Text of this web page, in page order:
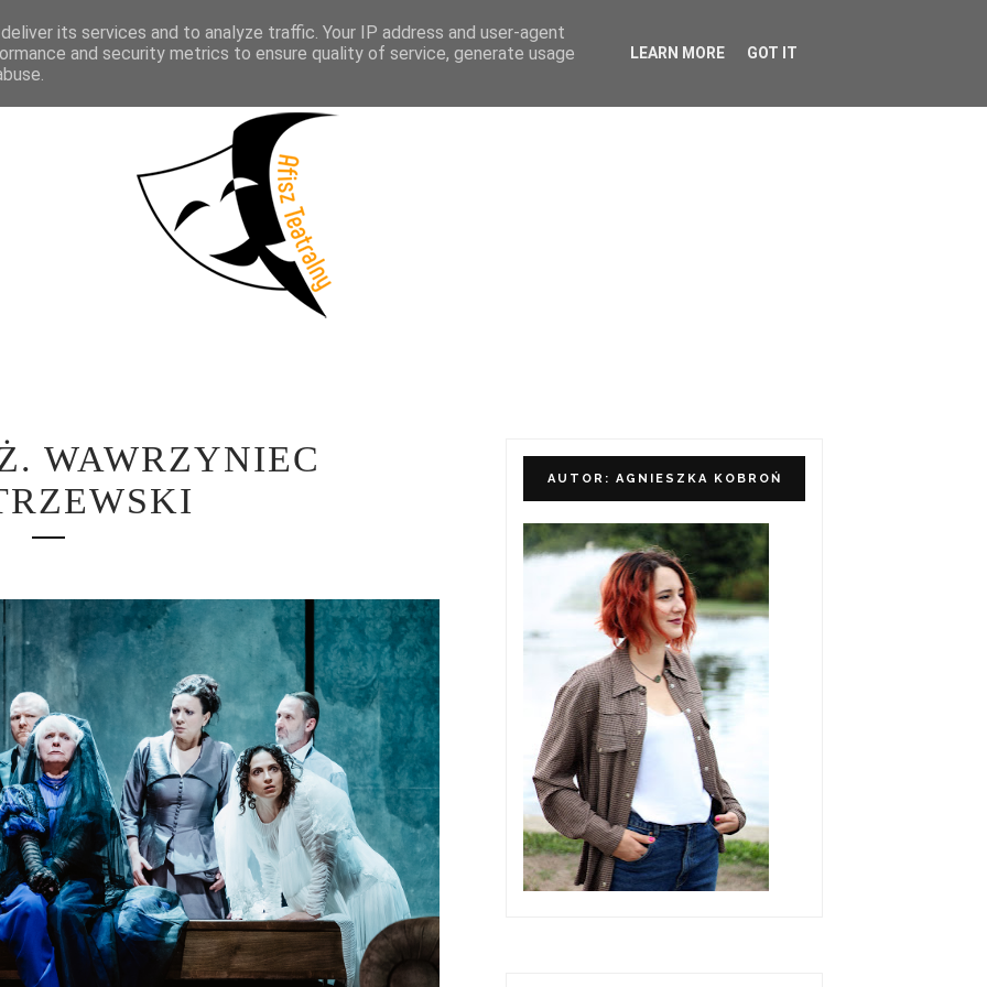
WYWIADY LITERATURA PRÓBY MEDIALNE WSPÓŁPRACA I KONTAKT
WAWRZYNIEC
AUTOR: AGNIESZKA KOBROŃ
its services and to analyze traffic. Your IP address and user-agent
and security metrics to ensure quality of service, generate usage
LEARN MORE GOT IT